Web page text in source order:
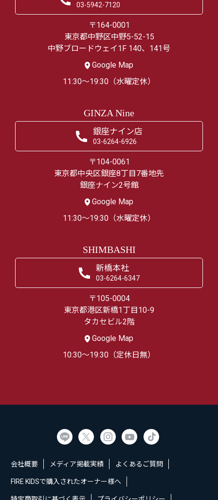
03-5942-7120
〒164-0001
東京都中野区中野5-52-15
中野ブロードウェイ1F 140、141号
Google Map
11:30～19:30（水曜定休）
GINZA Nine
銀座ナイン店
03-6264-6926
〒104-0061
東京都中央区銀座8丁目7番地先
銀座ナイン2号館
Google Map
11:30～19:30（水曜定休）
SHIMBASHI
新橋本社
03-6264-6347
〒105-0004
東京都港区新橋1丁目10-9
タカセビル2階
Google Map
10:30～19:30（定休日無）
会社概要 メディア掲載実績 よくあるご質問
FIRE KIDSで購入されたオーナー様へ